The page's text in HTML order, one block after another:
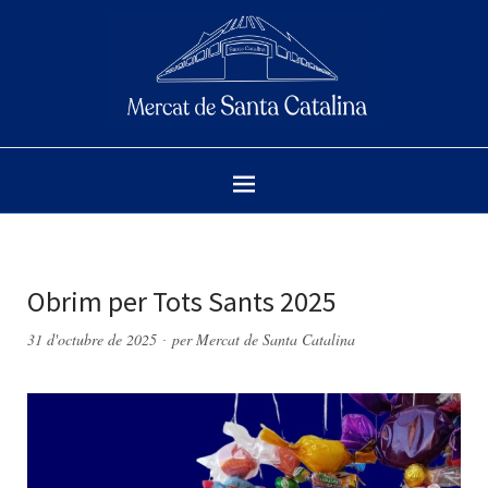
Obrim per Tots Sants 2025
31 d'octubre de 2025 perMercat de Santa Catalina